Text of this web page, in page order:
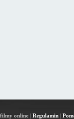
filmy online| Regulamin|